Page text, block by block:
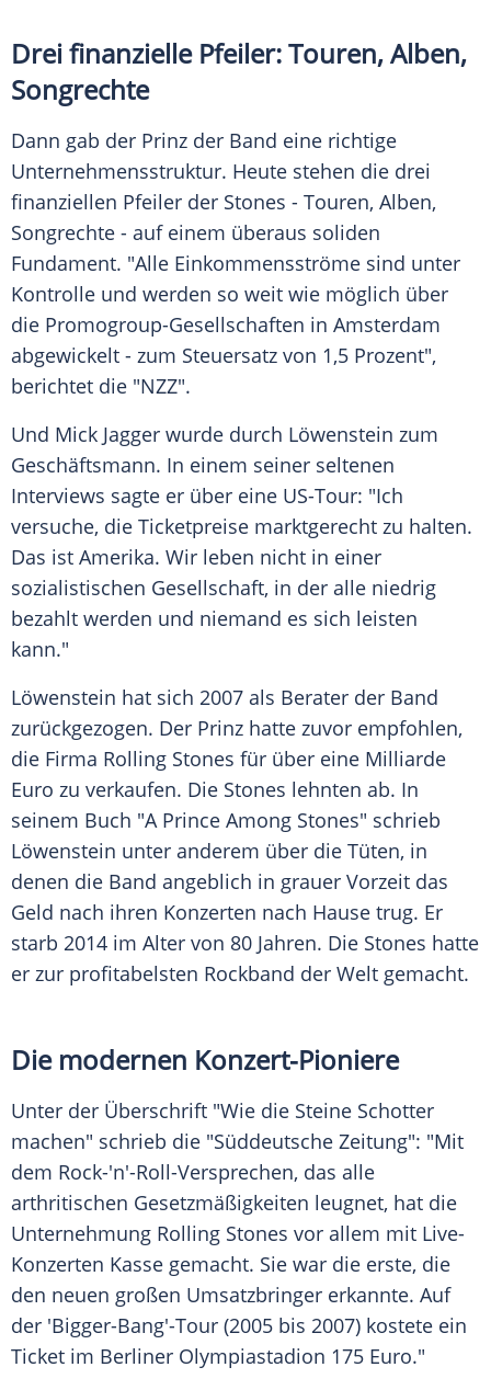
Drei finanzielle Pfeiler: Touren, Alben,
Songrechte
Dann gab der Prinz der Band eine richtige
Unternehmensstruktur. Heute stehen die drei
finanziellen Pfeiler der Stones - Touren, Alben,
Songrechte - auf einem überaus soliden
Fundament. "Alle Einkommensströme sind unter
Kontrolle und werden so weit wie möglich über
die Promogroup-Gesellschaften in Amsterdam
abgewickelt - zum Steuersatz von 1,5 Prozent",
berichtet die "NZZ".
Und Mick Jagger wurde durch Löwenstein zum
Geschäftsmann. In einem seiner seltenen
Interviews sagte er über eine US-Tour: "Ich
versuche, die Ticketpreise marktgerecht zu halten.
Das ist Amerika. Wir leben nicht in einer
sozialistischen Gesellschaft, in der alle niedrig
bezahlt werden und niemand es sich leisten
kann."
Löwenstein hat sich 2007 als Berater der Band
zurückgezogen. Der Prinz hatte zuvor empfohlen,
die Firma Rolling Stones für über eine Milliarde
Euro zu verkaufen. Die Stones lehnten ab. In
seinem Buch "A Prince Among Stones" schrieb
Löwenstein unter anderem über die Tüten, in
denen die Band angeblich in grauer Vorzeit das
Geld nach ihren Konzerten nach Hause trug. Er
starb 2014 im Alter von 80 Jahren. Die Stones hatte
er zur profitabelsten Rockband der Welt gemacht.
Die modernen Konzert-Pioniere
Unter der Überschrift "Wie die Steine Schotter
machen" schrieb die "Süddeutsche Zeitung": "Mit
dem Rock-'n'-Roll-Versprechen, das alle
arthritischen Gesetzmäßigkeiten leugnet, hat die
Unternehmung Rolling Stones vor allem mit Live-
Konzerten Kasse gemacht. Sie war die erste, die
den neuen großen Umsatzbringer erkannte. Auf
der 'Bigger-Bang'-Tour (2005 bis 2007) kostete ein
Ticket im Berliner Olympiastadion 175 Euro."